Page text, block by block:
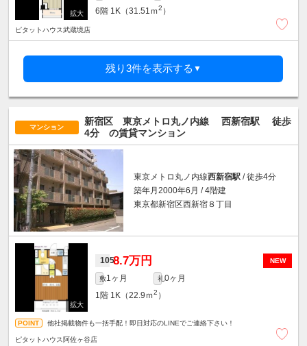
6階 1K（31.51ｍ2 ）
ピタットハウス武蔵境店
残り3件を表示する ▼
マンション
新宿区 東京メトロ丸ノ内線 西新宿駅
徒歩
4分 の賃貸マンション
東京メトロ丸ノ内線西新宿駅 / 徒歩4分
築年月2000年6月 / 4階建
東京都新宿区西新宿８丁目
NEW
1058.7万円
敷1ヶ月 礼0ヶ月
1階 1K（22.9ｍ2 ）
他社掲載物件も一括手配！即日対応のLINEでご連絡下さい！
ピタットハウス阿佐ヶ谷店